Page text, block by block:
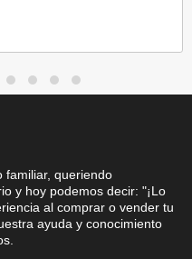
familiar, queriendo
y hoy podemos decir: "¡Lo
al comprar o vender tu
ayuda y conocimiento